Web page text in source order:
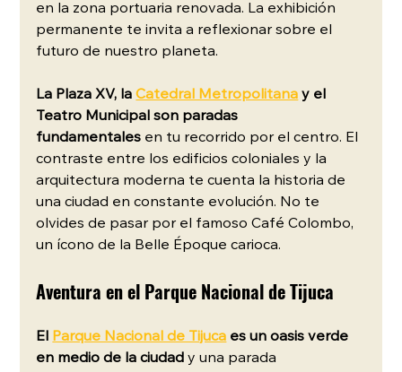
en la zona portuaria renovada. La exhibición
permanente te invita a reflexionar sobre el
futuro de nuestro planeta.
La Plaza XV, la Catedral Metropolitana y el
Teatro Municipal son paradas
fundamentales en tu recorrido por el centro. El
contraste entre los edificios coloniales y la
arquitectura moderna te cuenta la historia de
una ciudad en constante evolución. No te
olvides de pasar por el famoso Café Colombo,
un ícono de la Belle Époque carioca.
Aventura en el Parque Nacional de Tijuca
El Parque Nacional de Tijuca es un oasis verde
en medio de la ciudad y una parada